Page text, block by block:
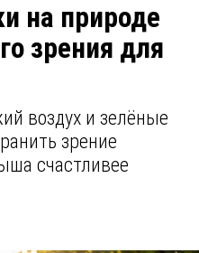
на природе
зрения для
воздух и зелёные
зрение
счастливее